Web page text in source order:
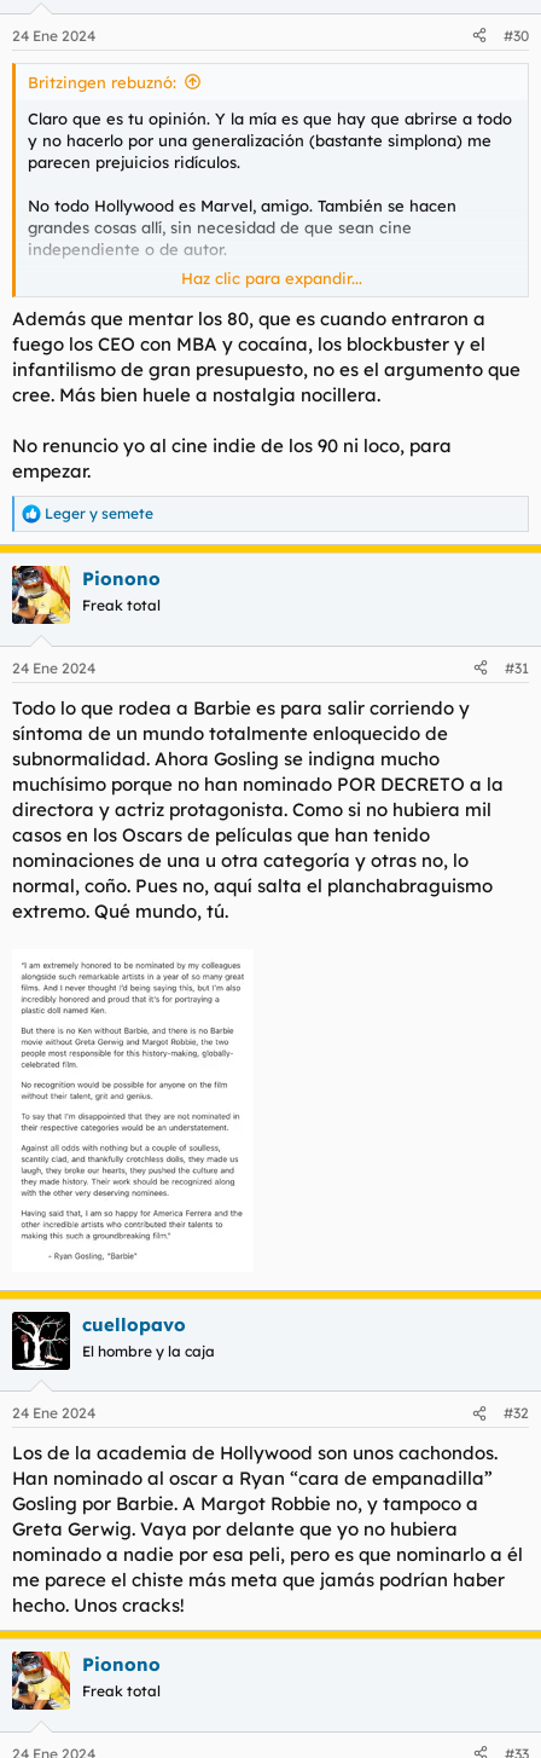
e
s
24 Ene 2024 #30
Britzingen rebuznó:
Claro que es tu opinión. Y la mía es que hay que abrirse a todo
y no hacerlo por una generalización (bastante simplona) me
parecen prejuicios ridículos.
No todo Hollywood es Marvel, amigo. También se hacen
grandes cosas allí, sin necesidad de que sean cine
independiente o de autor.
Obviamente no voy a comparar el cine actual con el de hace
30/40/50 años. Eso sí sería un debate ridículo. Pero sí te pierdes
grandes cosas por simples prejuicios o snobismo mal
entendido.
Que luego verás las películas que te salga de la polla, por
Haz clic para expandir...
Además que mentar los 80, que es cuando entraron a
fuego los CEO con MBA y cocaína, los blockbuster y el
infantilismo de gran presupuesto, no es el argumento que
cree. Más bien huele a nostalgia nocillera.
No renuncio yo al cine indie de los 90 ni loco, para
empezar.
R
e
a
c
c
i
e
:
Leger y semete
Pionono
Freak total
24 Ene 2024 #31
Todo lo que rodea a Barbie es para salir corriendo y
síntoma de un mundo totalmente enloquecido de
subnormalidad. Ahora Gosling se indigna mucho
muchísimo porque no han nominado POR DECRETO a la
directora y actriz protagonista. Como si no hubiera mil
casos en los Oscars de películas que han tenido
nominaciones de una u otra categoría y otras no, lo
normal, coño. Pues no, aquí salta el planchabraguismo
extremo. Qué mundo, tú.
cuellopavo
El hombre y la caja
24 Ene 2024 #32
Los de la academia de Hollywood son unos cachondos.
Han nominado al oscar a Ryan “cara de empanadilla”
Gosling por Barbie. A Margot Robbie no, y tampoco a
Greta Gerwig. Vaya por delante que yo no hubiera
nominado a nadie por esa peli, pero es que nominarlo a él
me parece el chiste más meta que jamás podrían haber
hecho. Unos cracks!
Pionono
Freak total
24 Ene 2024 #33